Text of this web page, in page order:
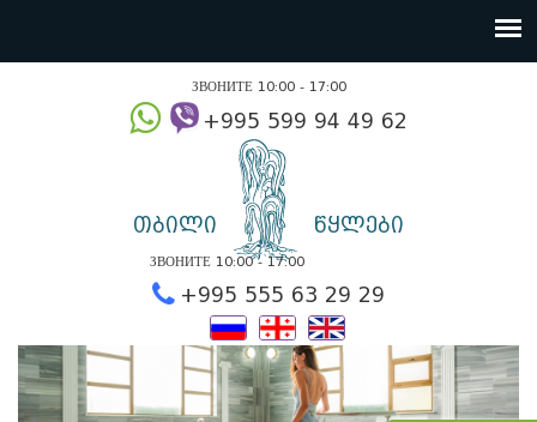
ЗВОНИТЕ 10:00 - 17:00
თბილი წყლები
ЗВОНИТЕ 10:00 - 17:00